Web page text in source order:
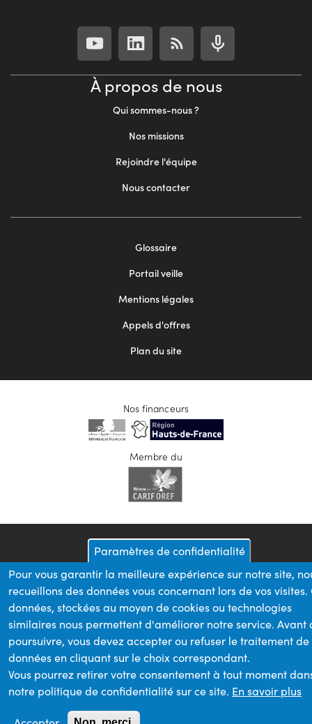
À propos de nous
Qui sommes-nous ?
Nos missions
Rejoindre l'équipe
Nous contacter
Glossaire
Portail veille
Mentions légales
Appels d'offres
Plan du site
Nos financeurs
Membre du
Paramètres de confidentialité
Pour vous garantir la meilleure expérience sur notre site,
recueillons des données vous concernant lors de vos visites.
données, stockées au moyen de cookies ou technologies
similaires nous permettent d'améliorer notre service. Avant
poursuivre, vous devez accepter ou refuser le traitement de
données en cliquant sur le choix correspondant.
Vous pourrez retirer votre consentement à tout moment
notre politique de confidentialité sur ce site. En savoir plus